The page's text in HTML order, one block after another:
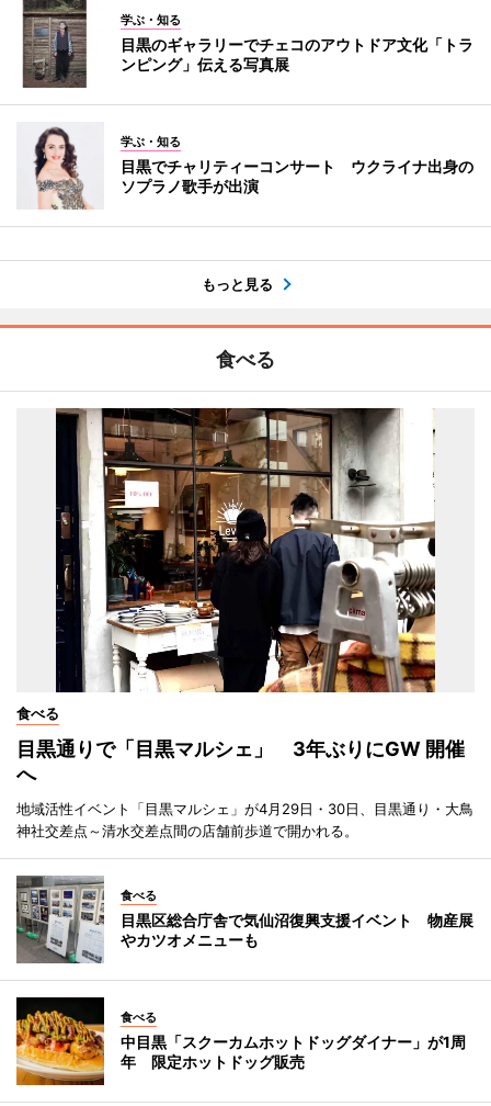
学ぶ・知る
目黒のギャラリーでチェコのアウトドア文化「トラ
ンピング」伝える写真展
学ぶ・知る
目黒でチャリティーコンサート ウクライナ出身の
ソプラノ歌手が出演
もっと見る
食べる
食べる
目黒通りで「目黒マルシェ」 3年ぶりにGW 開催
へ
地域活性イベント「目黒マルシェ」が4月29日・30日、目黒通り・大鳥
神社交差点～清水交差点間の店舗前歩道で開かれる。
食べる
目黒区総合庁舎で気仙沼復興支援イベント 物産展
やカツオメニューも
食べる
中目黒「スクーカムホットドッグダイナー」が1周
年 限定ホットドッグ販売